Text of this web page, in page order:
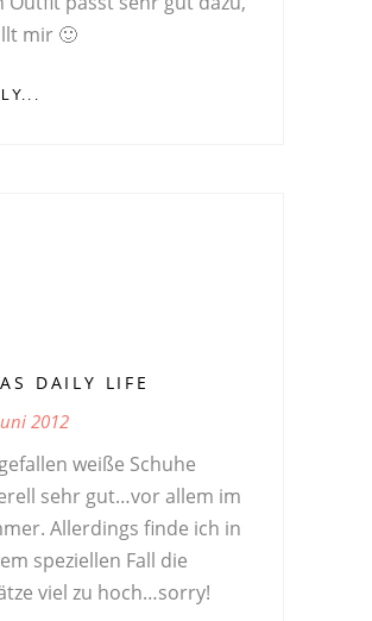
mir 🙂
DAILY LIFE
2012
weiße Schuhe
sehr gut…vor allem im
Allerdings finde ich in
speziellen Fall die
viel zu hoch…sorry!